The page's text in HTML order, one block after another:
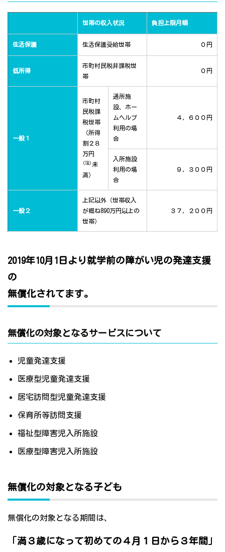
世帯の収入状況 負担上限月額
生活保護 生活保護受給世帯 ０円
低所得
市町村民税非課税世
帯
０円
一般１
市町村
民税課
税世帯
（所得
割２８
万円
(注) 未
満）
通所施
設、ホー
ムヘルプ
利用の場
合
４，６００円
入所施設
利用の場
合
９，３００円
一般２
上記以外（世帯収入
が概ね890万円以上の
世帯）
３７，２００円
2019年10月1日より就学前の障がい児の発達支援
の
無償化されてます。
無償化の対象となるサービスについて
児童発達支援
医療型児童発達支援
居宅訪問型児童発達支援
保育所等訪問支援
福祉型障害児入所施設
医療型障害児入所施設
無償化の対象となる子ども
無償化の対象となる期間は、
「満３歳になって初めての４月１日から３年間」